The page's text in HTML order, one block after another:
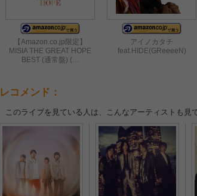
【Amazon.co.jp限定】
MISIA THE GREAT HOPE
BEST (通常盤) (…
アイノカタチ
feat.HIDE(GReeeeN)
レコメンド：
このライブを見ている人は、こんなアーティストも見